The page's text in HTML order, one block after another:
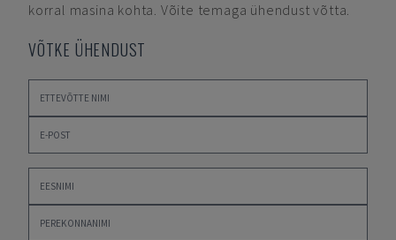
korral masina kohta. Võite temaga ühendust võtta.
VÕTKE ÜHENDUST